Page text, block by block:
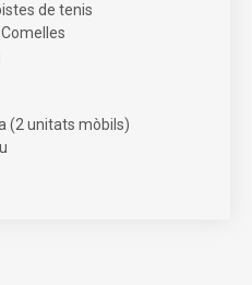
de tenis
(2 unitats mòbils)